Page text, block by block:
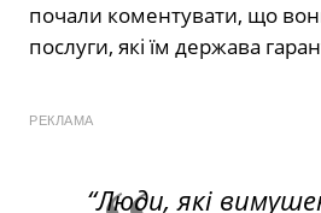
почали коментувати, що
послуги, які їм держава
РЕКЛАМА
“Люди, які